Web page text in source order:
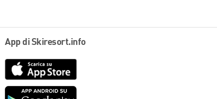
App di Skiresort.info
Google